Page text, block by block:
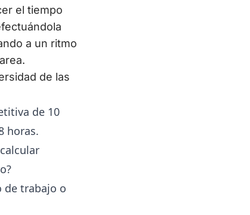
el tiempo
a un ritmo
de las
de 10
horas.
de trabajo o